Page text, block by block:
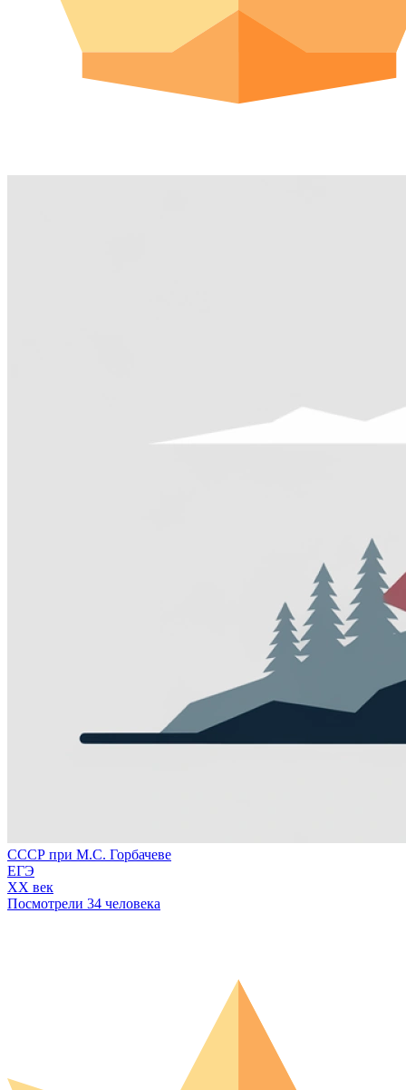
СССР при М.С. Горбачеве
ЕГЭ
XX век
Посмотрели 34 человека